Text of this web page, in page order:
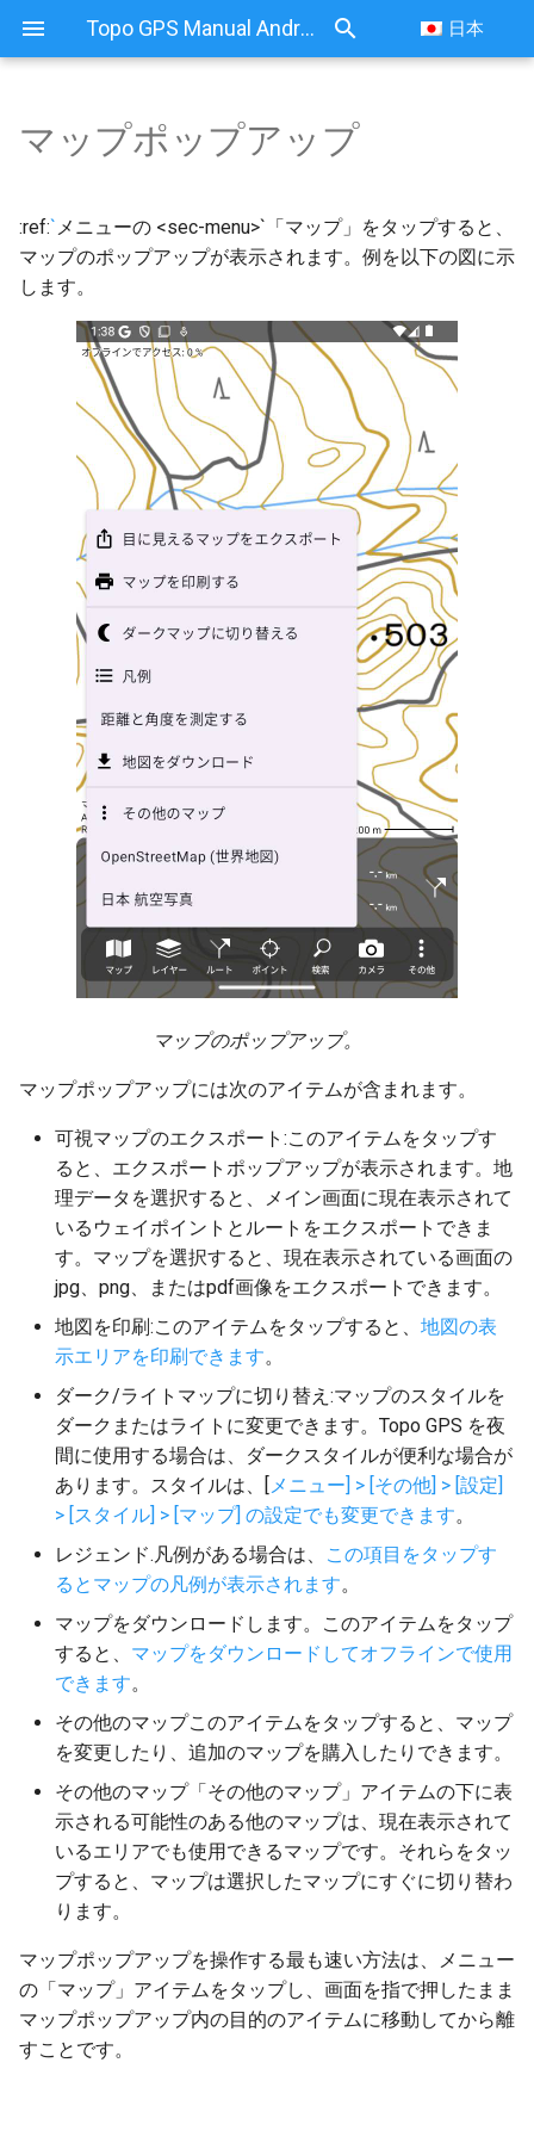
Topo GPS Manual Android 日本
マップポップアップ
:ref:`メニューの <sec-menu>`「マップ」をタップすると、
マップのポップアップが表示されます。例を以下の図に示
します。
マップのポップアップ。
マップポップアップには次のアイテムが含まれます。
可視マップのエクスポート:このアイテムをタップす
ると、エクスポートポップアップが表示されます。地
理データを選択すると、メイン画面に現在表示されて
いるウェイポイントとルートをエクスポートできま
す。マップを選択すると、現在表示されている画面の
jpg、png、またはpdf画像をエクスポートできます。
地図を印刷:このアイテムをタップすると、 地図の表
示エリアを印刷できます。
ダーク/ライトマップに切り替え:マップのスタイルを
ダークまたはライトに変更できます。Topo GPS を夜
間に使用する場合は、ダークスタイルが便利な場合が
あります。スタイルは、[メニュー] > [その他] > [設定]
> [スタイル] > [マップ] の設定でも変更できます。
レジェンド.凡例がある場合は、
この項目をタップす
るとマップの凡例が表示されます。
マップをダウンロードします。このアイテムをタップ
すると、 マップをダウンロードしてオフラインで使用
できます。
その他のマップこのアイテムをタップすると、マップ
を変更したり、追加のマップを購入したりできます。
その他のマップ「その他のマップ」アイテムの下に表
示される可能性のある他のマップは、現在表示されて
いるエリアでも使用できるマップです。それらをタッ
プすると、マップは選択したマップにすぐに切り替わ
ります。
マップポップアップを操作する最も速い方法は、メニュー
の「マップ」アイテムをタップし、画面を指で押したまま
マップポップアップ内の目的のアイテムに移動してから離
すことです。